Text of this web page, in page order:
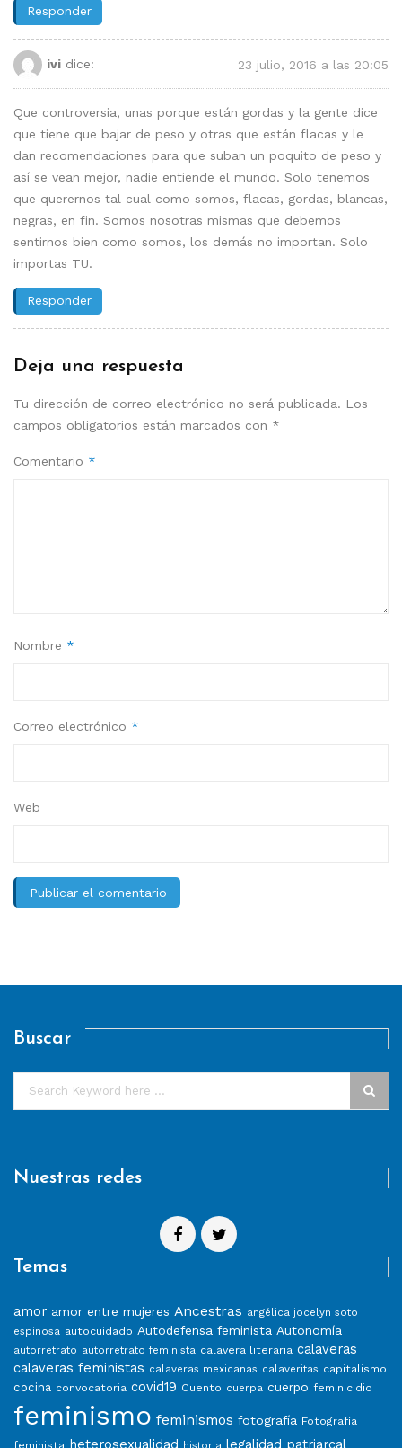
Responder
ivi dice: 23 julio, 2016 a las 20:05
Que controversia, unas porque están gordas y la gente dice
que tiene que bajar de peso y otras que están flacas y le
dan recomendaciones para que suban un poquito de peso y
así se vean mejor, nadie entiende el mundo. Solo tenemos
que querernos tal cual como somos, flacas, gordas, blancas,
negras, en fin. Somos nosotras mismas que debemos
sentirnos bien como somos, los demás no importan. Solo
importas TU.
Responder
Deja una respuesta
Tu dirección de correo electrónico no será publicada. Los
campos obligatorios están marcados con *
Comentario *
Nombre *
Correo electrónico *
Web
Buscar
Nuestras redes
Temas
amor amor entre mujeres Ancestras angélica jocelyn soto
espinosa autocuidado Autodefensa feminista Autonomía
autorretrato autorretrato feminista calavera literaria calaveras
calaveras feministas calaveras mexicanas calaveritas capitalismo
cocina convocatoria covid19 Cuento cuerpa cuerpo feminicidio
feminismo feminismos fotografía Fotografía
feminista heterosexualidad historia legalidad patriarcal